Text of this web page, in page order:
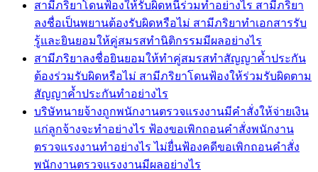
สามีภริยาโดนฟ้องให้รับผิดหนี้ร่วมทำอย่างไร สามีภริยา
ลงชื่อเป็นพยานต้องรับผิดหรือไม่ สามีภริยาทำเอกสารรับ
รู้และยินยอมให้คู่สมรสทำนิติกรรมมีผลอย่างไร
สามีภริยาลงชื่อยินยอมให้ทำคู่สมรสทำสัญญาค้ำประกัน
ต้องร่วมรับผิดหรือไม่ สามีภริยาโดนฟ้องให้ร่วมรับผิดตาม
สัญญาค้ำประกันทำอย่างไร
บริษัทนายจ้างถูกพนักงานตรวจแรงงานมีคำสั่งให้จ่ายเงิน
แก่ลูกจ้างจะทำอย่างไร ฟ้องขอเพิกถอนคำสั่งพนักงาน
ตรวจแรงงานทำอย่างไร ไม่ยื่นฟ้องคดีขอเพิกถอนคำสั่ง
พนักงานตรวจแรงงานมีผลอย่างไร